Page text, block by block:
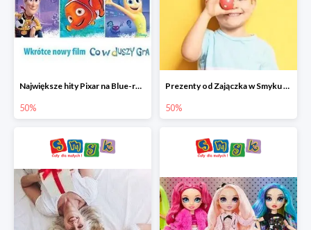
Największe hity Pixar na Blue-rey i DVD w Smyku - drugi film -50%
50%
Prezenty od Zajączka w Smyku do -50%
50%